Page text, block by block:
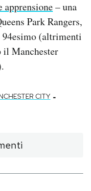
apprensione– una
Park Rangers,
94esimo (altrimenti
il Manchester
CITY -